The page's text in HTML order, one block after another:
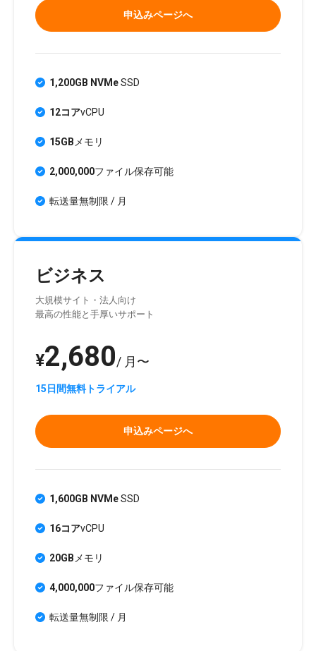
申込みページへ
1,200GB NVMeSSD
12コアvCPU
15GB メモリ
2,000,000ファイル保存可能
転送量無制限 / 月
ビジネス
大規模サイト・法人向け
最高の性能と手厚いサポート
¥2,680/ 月〜
15日間無料トライアル
申込みページへ
1,600GB NVMeSSD
16コアvCPU
20GB メモリ
4,000,000ファイル保存可能
転送量無制限 / 月